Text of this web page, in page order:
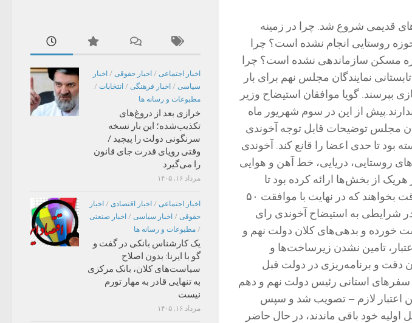
قدیمی شروع شد. چرا در زمینه
روستایی انجام نشده است؟ چرا
مسکن سازماندهی نشده است؟ چرا
تابستانی نمایندگان مجلس نهم برای بار
بپرسند. گویا موافقان استیضاح وزیر
از این در سوم شهریور ماه
مجلس توضیحات قابل توجه آخوندی
بود تا حدی اعضا را قانع کند. آخوندی
روستایی، دریایی، خط آهن و هوایی
از بخش‌ها ارائه کرده بود تا
متقاضیان چند روزی برای اعلام نظر قطعی خود وقت بخواهند که در نهایت با موافقت ۵۰
شرایطی به استیضاح آخوندی رای
و بدهی‌های کلان دولت نهم و
تامین نشدن زیرساخت‌ها و
دقت و برنامه‌ریزی در دولت قبل
سفرهای استانی رئیس دولت نهم و دهم
اعتبار لازم – تصویب شد و سپس
خود باقی ماندند، در حال حاضر
اخبار اجتماعی / اخبار حقوقی / اخبار
سیاسی / اخبار فرهنگی / انتخابات /
مطبوعات و رسانه ها
خرازی بعد از دروغ‌های
تکذیب‌شده؛ این بار نسخه
سرنگونی دولت را پیچید /
وقتی رویای قدرت جای قانون
را می‌گیرد
مرداد ۱۶, ۱۴۰۵
اخبار اجتماعی / اخبار اقتصادی / اخبار
حقوقی / اخبار سیاسی / اخبار صنعتی
/ مطبوعات و رسانه ها
یک کارشناس بانکی در گفت و
گو با ایرنا: بدون اصلاح
سیاست‌های کلان، بانک مرکزی
به تنهایی قادر به مهار تورم
نیست
مرداد ۱۶, ۱۴۰۵